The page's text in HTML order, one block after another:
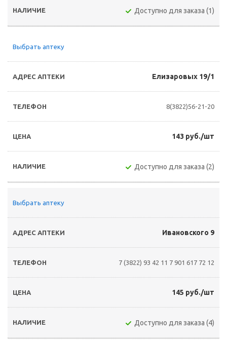
Доступно для заказа (1)
Выбрать аптеку
Елизаровых 19/1
8(3822)56-21-20
143 руб./шт
Доступно для заказа (2)
Выбрать аптеку
Ивановского 9
7 (3822) 93 42 11 7 901 617 72 12
145 руб./шт
Доступно для заказа (4)